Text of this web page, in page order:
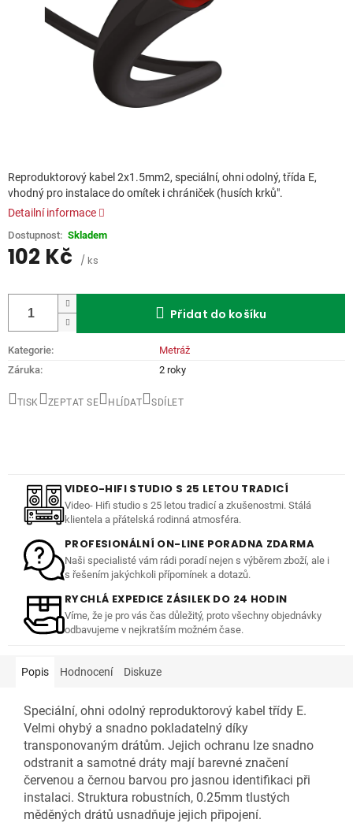
102 Kč / ks
cena:
Skladem
Kategorie:
Metráž
Záruka: 2 roky
Přidat do košíku
Reproduktorový kabel 2x1.5mm2, speciální, ohni odolný, třída E,
vhodný pro instalace do omítek i chrániček (husích krků".
Detailní informace
TISK ZEPTAT SE HLÍDAT SDÍLET
VIDEO-HIFI STUDIO S 25 LETOU TRADICÍ
Video- Hifi studio s 25 letou tradicí a zkušenostmi. Stálá
klientela a přátelská rodinná atmosféra.
PROFESIONÁLNÍ ON-LINE PORADNA ZDARMA
Naši specialisté vám rádi poradí nejen s výběrem zboží, ale i
s řešením jakýchkoli přípomínek a dotazů.
RYCHLÁ EXPEDICE ZÁSILEK DO 24 HODIN
Víme, že je pro vás čas důležitý, proto všechny objednávky
odbavujeme v nejkratším možném čase.
Popis Hodnocení Diskuze
Speciální, ohni odolný reproduktorový kabel třídy E.
Velmi ohybý a snadno pokladatelný díky
transponovaným drátům. Jejich ochranu lze snadno
odstranit a samotné dráty mají barevné značení
červenou a černou barvou pro jasnou identifikaci při
instalaci. Struktura robustních, 0.25mm tlustých
měděných drátů usnadňuje jejich připojení.